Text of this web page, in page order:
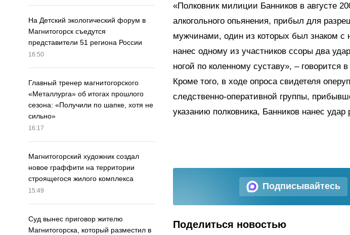
На Детский экологический форум в
Магнитогорск съедутся
представители 51 региона России
16:50
Главный тренер магнитогорского
«Металлурга» об итогах прошлого
сезона: «Получили по шапке, хотя не
сильно»
16:17
Магнитогорский художник создал
новое граффити на территории
строящегося жилого комплекса
15:49
Суд вынес приговор жителю
Магнитогорска, который разместил в
«Полковник милиции Банников в августе
алкогольного опьянения, прибыл для
мужчинами, один из которых был знаком с
нанес одному из участников ссоры два
ногой по коленному суставу», – говорится
Кроме того, в ходе опроса свидетеля
следственно-оперативной группы,
указанию полковника, Банников нанес удар
Подписывайтесь
Поделиться новостью